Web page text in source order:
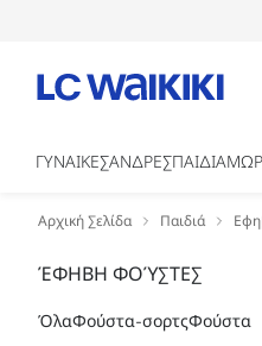
ΓΥΝΑΙΚΕΣΑΝΔΡΕΣΠΑΙΔΙΑ
Αρχική Σελίδα Παιδιά
ΈΦΗΒΗ ΦΟΎΣΤΕΣ
ΌλαΦούστα-σορτςΦούστα